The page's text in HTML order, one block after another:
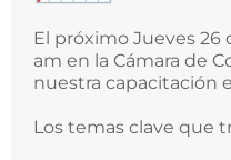
El próximo Jueves 26
am en la Cámara de
nuestra capacitación
Los temas clave que